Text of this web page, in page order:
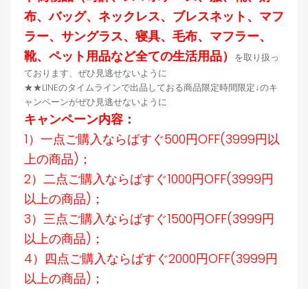
布、バッグ、ネックレス、ブレスネット、マフ
ラー、サングラス、寝具、毛布、マフラー、
靴、ペット用品など全ての生活用品）
を取り扱っ
ております、ぜひ見逃せないように
★★LINEのタイムラインで出品しておる商品限定時間限定↓のキ
ャンペーンがぜひ見逃せないように
キャンペーン内容：
1）一点ご購入ならばすぐ500円OFF(3999円以
上の商品)；
2）二点ご購入ならばすぐ1000円OFF(3999円
以上の商品)；
3）三点ご購入ならばすぐ1500円OFF(3999円
以上の商品)；
4）四点ご購入ならばすぐ2000円OFF(3999円
以上の商品)；